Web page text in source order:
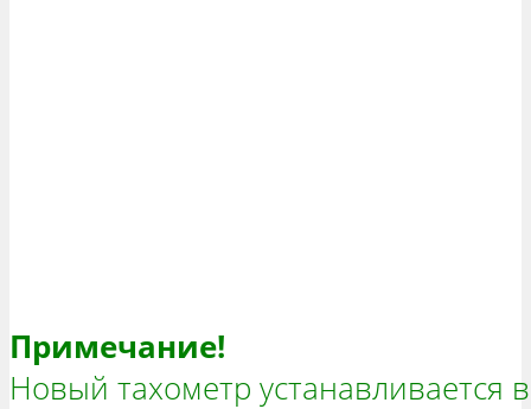
Примечание!
Новый тахометр устанавливается